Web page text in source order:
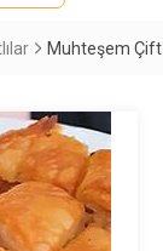
Muhteşem Çift